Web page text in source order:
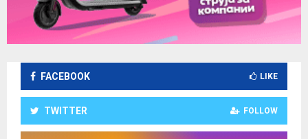
FACEBOOK LIKE
TWITTER FOLLOW